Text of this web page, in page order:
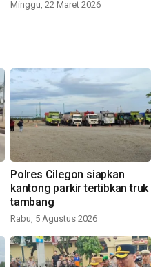
Minggu, 22 Maret 2026
Polres Cilegon siapkan
kantong parkir tertibkan truk
tambang
Rabu, 5 Agustus 2026